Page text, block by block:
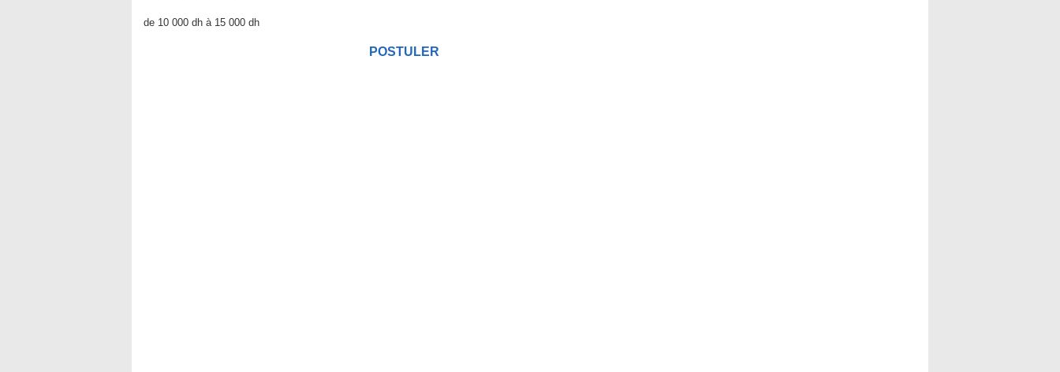
de 10 000 dh à 15 000 dh
POSTULER